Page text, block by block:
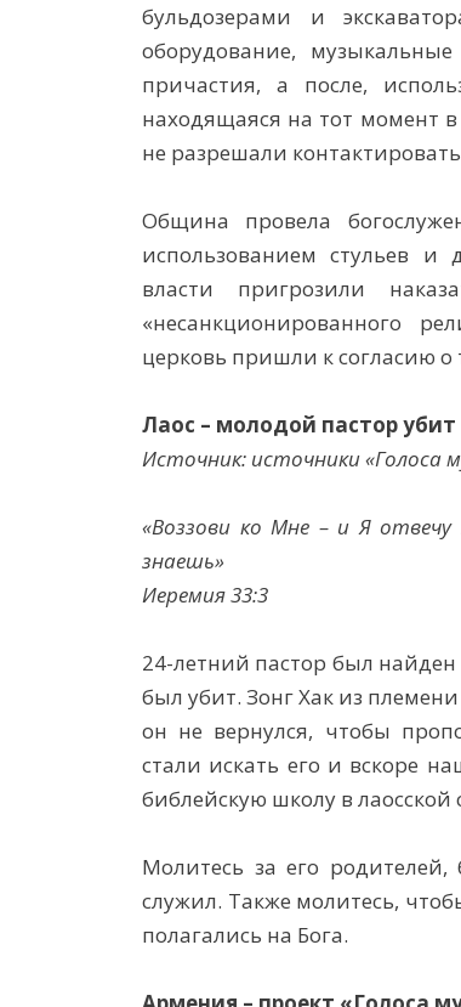
бульдозерами и
оборудование,
причастия, а после,
находящаяся на тот момент
не разрешали
Община провела
использованием стульев и
власти пригрозили
«несанкционированного
церковь пришли к согласию о
Лаос – молодой пастор убит
Источник: источники «Голоса
«Воззови ко Мне – и Я
знаешь»
Иеремия 33:3
24-летний пастор был
был убит. Зонг Хак из
он не вернулся, чтобы
стали искать его и вскоре
библейскую школу в лаосской
Молитесь за его
служил. Также молитесь,
полагались на Бога.